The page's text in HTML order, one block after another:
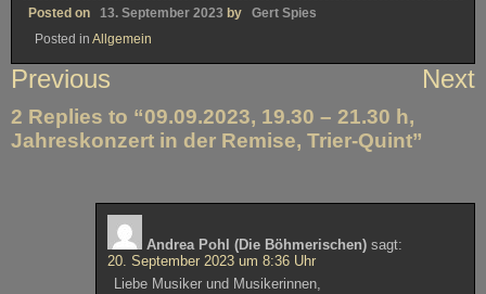
Posted on 13. September 2023 by
Gert Spies
Posted in Allgemein
Beitragsnavigation
Previous Next
2 Replies to “09.09.2023, 19.30 – 21.30 h,
Jahreskonzert in der Remise, Trier-Quint”
Andrea Pohl (Die Böhmerischen) sagt:
20. September 2023 um 8:36 Uhr
Liebe Musiker und Musikerinnen,